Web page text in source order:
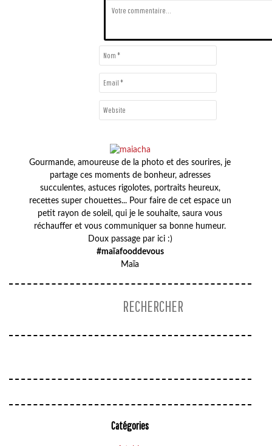
Gourmande, amoureuse de la photo et des sourires, je
partage ces moments de bonheur, adresses
succulentes, astuces rigolotes, portraits heureux,
recettes super chouettes... Pour faire de cet espace un
petit rayon de soleil, qui je le souhaite, saura vous
réchauffer et vous communiquer sa bonne humeur.
Doux passage par ici :)
#maïafooddevous
Maïa
Catégories